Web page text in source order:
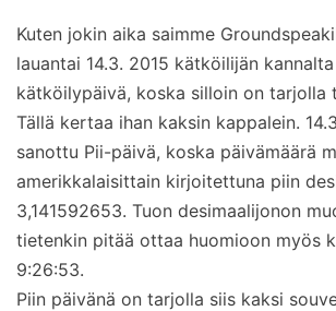
Kuten jokin aika saimme
lauantai 14.3. 2015 kätköilijän
kätköilypäivä, koska silloin on tarjolla
Tällä kertaa ihan kaksin kappalein.
sanottu Pii-päivä, koska päivämäärä
amerikkalaisittain kirjoitettuna piin
3,141592653. Tuon desimaalijonon
tietenkin pitää ottaa huomioon myös
9:26:53.
Piin päivänä on tarjolla siis kaksi